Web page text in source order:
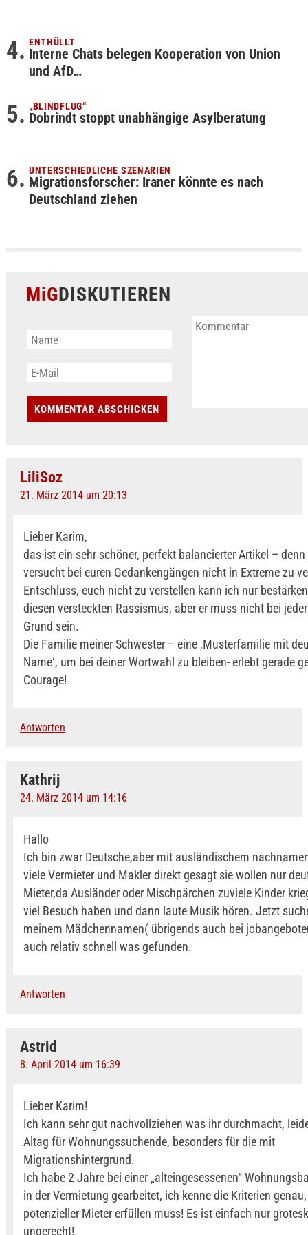
ENTHÜLLT
Interne Chats belegen Kooperation von Union
und AfD…
„BLINDFLUG“
Dobrindt stoppt unabhängige Asylberatung
UNTERSCHIEDLICHE SZENARIEN
Migrationsforscher: Iraner könnte es nach
Deutschland ziehen
MiGDISKUTIEREN
LiliSoz
21. März 2014 um 20:13
Lieber Karim,
das ist ein sehr schöner, perfekt balancierter Artikel –
versucht bei euren Gedankengängen nicht in Extreme zu
Entschluss, euch nicht zu verstellen kann ich nur
diesen versteckten Rassismus, aber er muss nicht bei
Grund sein.
Die Familie meiner Schwester – eine ‚Musterfamilie mit
Name‘, um bei deiner Wortwahl zu bleiben- erlebt gerade
Courage!
Antworten
Kathrij
24. März 2014 um 14:16
Hallo
Ich bin zwar Deutsche,aber mit ausländischem
viele Vermieter und Makler direkt gesagt sie wollen nur
Mieter,da Ausländer oder Mischpärchen zuviele Kinder
viel Besuch haben und dann laute Musik hören. Jetzt
meinem Mädchennamen( übrigends auch bei
auch relativ schnell was gefunden.
Antworten
Astrid
8. April 2014 um 16:39
Lieber Karim!
Ich kann sehr gut nachvollziehen was ihr durchmacht,
Altag für Wohnungssuchende, besonders für die mit
Migrationshintergrund.
Ich habe 2 Jahre bei einer „alteingesessenen“
in der Vermietung gearbeitet, ich kenne die Kriterien
potenzieller Mieter erfüllen muss! Es ist einfach nur
ungerecht!